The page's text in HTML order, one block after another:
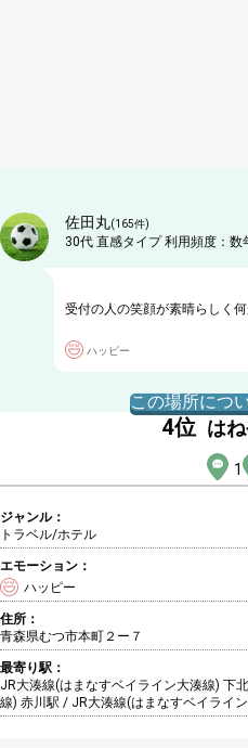
佐田丸(165件)
30代 直感タイプ利用頻度： 数
受付の人の笑顔が素晴らしく
ハッピー
この場所につ
4位 は
1
ジャンル：
トラベル/ホテル
エモーション：
ハッピー
住所：
青森県むつ市本町２ー７
最寄り駅：
JR大湊線(はまなすベイライン大湊線) 下
線) 赤川駅 / JR大湊線(はまなすベイライ